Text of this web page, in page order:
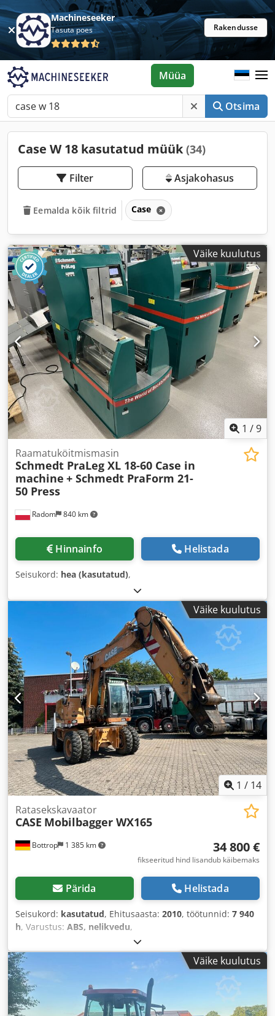
Machineseeker
Tasuta poes Rakendusse
Otsima
Müüa
Case W 18 kasutatud müük (34)
Filter Asjakohasus
Eemalda kõik filtrid Case
Väike kuulutus
1 /9
Radom 840 km
Raamatuköitmismasin
Schmedt PraLeg XL 18-60 Case in
machine + Schmedt PraForm 21-
50 Press
Hinnainfo Helistada
Seisukord: hea (kasutatud),
Väike kuulutus
1 / 14
Bottrop 1 385 km
Ratasekskavaator
CASE Mobilbagger WX165
34 800 €
fikseeritud hind lisandub käibemaks
Pärida Helistada
Seisukord: kasutatud, Ehitusaasta: 2010, töötunnid: 7 940
h, Varustus: ABS, nelikvedu,
Väike kuulutus